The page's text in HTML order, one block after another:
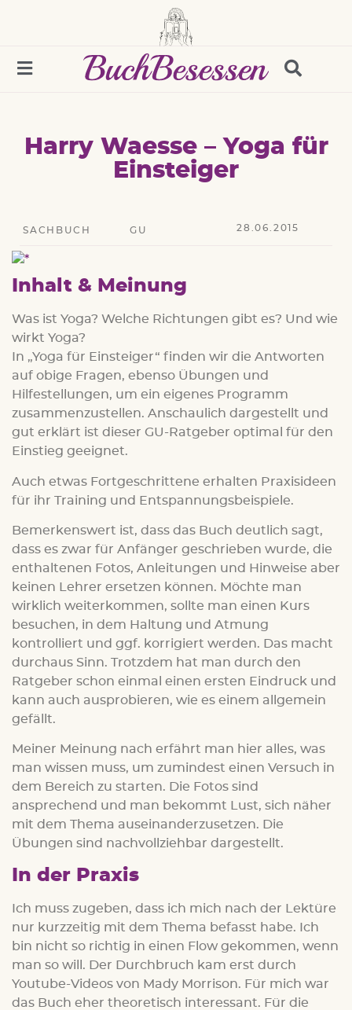
Harry Waesse – Yoga für
Einsteiger
SACHBUCH GU 28.06.2015
Inhalt & Meinung
Was ist Yoga? Welche Richtungen gibt es? Und wie
wirkt Yoga?
In „Yoga für Einsteiger“ finden wir die Antworten
auf obige Fragen, ebenso Übungen und
Hilfestellungen, um ein eigenes Programm
zusammenzustellen. Anschaulich dargestellt und
gut erklärt ist dieser GU-Ratgeber optimal für den
Einstieg geeignet.
Auch etwas Fortgeschrittene erhalten Praxisideen
für ihr Training und Entspannungsbeispiele.
Bemerkenswert ist, dass das Buch deutlich sagt,
dass es zwar für Anfänger geschrieben wurde, die
enthaltenen Fotos, Anleitungen und Hinweise aber
keinen Lehrer ersetzen können. Möchte man
wirklich weiterkommen, sollte man einen Kurs
besuchen, in dem Haltung und Atmung
kontrolliert und ggf. korrigiert werden. Das macht
durchaus Sinn. Trotzdem hat man durch den
Ratgeber schon einmal einen ersten Eindruck und
kann auch ausprobieren, wie es einem allgemein
gefällt.
Meiner Meinung nach erfährt man hier alles, was
man wissen muss, um zumindest einen Versuch in
dem Bereich zu starten. Die Fotos sind
ansprechend und man bekommt Lust, sich näher
mit dem Thema auseinanderzusetzen. Die
Übungen sind nachvollziehbar dargestellt.
In der Praxis
Ich muss zugeben, dass ich mich nach der Lektüre
nur kurzzeitig mit dem Thema befasst habe. Ich
bin nicht so richtig in einen Flow gekommen, wenn
man so will. Der Durchbruch kam erst durch
Youtube-Videos von Mady Morrison. Für mich war
das Buch eher theoretisch interessant. Für die